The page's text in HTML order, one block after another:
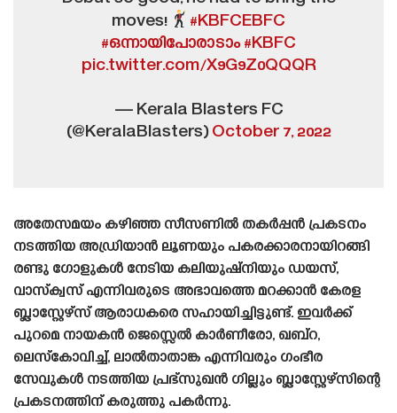
moves!
#KBFCEBFC
#ഒന്നായിപോരാടാം #KBFC
pic.twitter.com/X9G9Z0QQQR
— Kerala Blasters FC
(@KeralaBlasters)October 7, 2022
അതേസമയം കഴിഞ്ഞ സീസണിൽ തകർപ്പൻ പ്രകടനം
നടത്തിയ അഡ്രിയാൻ ലൂണയും പകരക്കാരനായിറങ്ങി
രണ്ടു ഗോളുകൾ നേടിയ കലിയുഷ്‌നിയും ഡയസ്,
വാസ്‌ക്വസ് എന്നിവരുടെ അഭാവത്തെ മറക്കാൻ കേരള
ബ്ലാസ്റ്റേഴ്‌സ് ആരാധകരെ സഹായിച്ചിട്ടുണ്ട്. ഇവർക്ക്
പുറമെ നായകൻ ജെസ്സെൽ കാർണീരോ, ഖബ്‌റ,
ലെസ്‌കോവിച്ച്, ലാൽതാതാങ്ക എന്നിവരും ഗംഭീര
സേവുകൾ നടത്തിയ പ്രഭ്സുഖൻ ഗില്ലും ബ്ലാസ്റ്റേഴ്‌സിന്റെ
പ്രകടനത്തിന് കരുത്തു പകർന്നു.